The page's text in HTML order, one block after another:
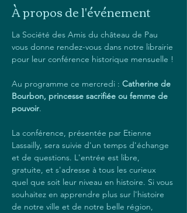
À propos de l'événement
La Société des Amis du château de Pau
vous donne rendez-vous dans notre librairie
pour leur conférence historique mensuelle !
Au programme ce mercredi : Catherine de
Bourbon, princesse sacrifiée ou femme de
pouvoir.
La conférence, présentée par Etienne
Lassailly, sera suivie d'un temps d'échange
et de questions. L'entrée est libre,
gratuite, et s'adresse à tous les curieux
quel que soit leur niveau en histoire. Si vous
souhaitez en apprendre plus sur l'histoire
de notre ville et de notre belle région,